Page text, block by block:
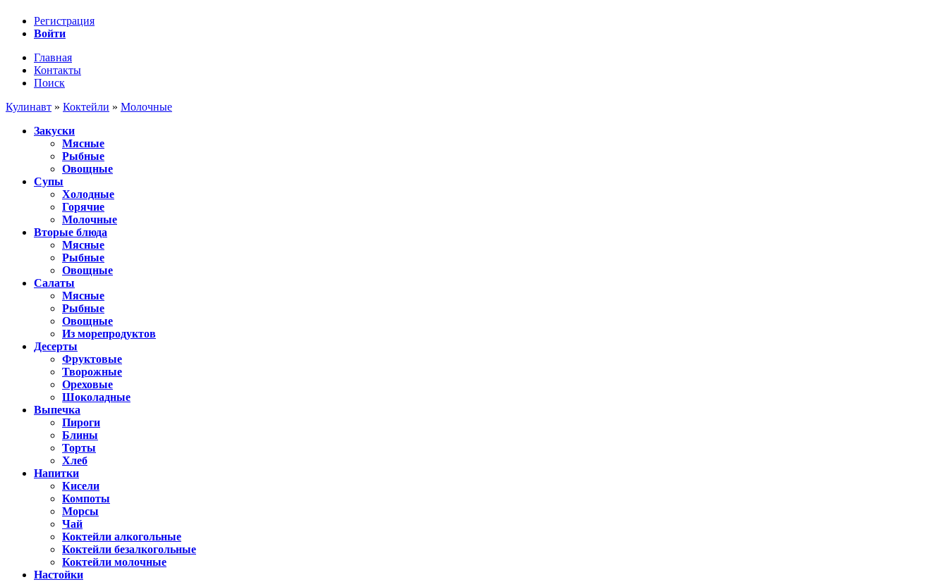
Регистрация
Войти
Главная
Контакты
Поиск
Кулинавт » Коктейли » Молочные
Закуски
Мясные
Рыбные
Овощные
Супы
Холодные
Горячие
Молочные
Вторые блюда
Мясные
Рыбные
Овощные
Салаты
Мясные
Рыбные
Овощные
Из морепродуктов
Десерты
Фруктовые
Творожные
Ореховые
Шоколадные
Выпечка
Пироги
Блины
Торты
Хлеб
Напитки
Кисели
Компоты
Морсы
Чай
Коктейли алкогольные
Коктейли безалкогольные
Коктейли молочные
Настойки